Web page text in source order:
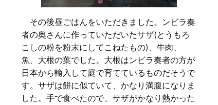
その後昼ごはんをいただきました。ンビラ奏
者の奥さんに作っていただいたサザ(とうもろ
こしの粉を粉末にしてこねたもの)、牛肉、
魚、大根の葉でした。大根はンビラ奏者の方が
日本から輸入して庭で育てているものだそうで
す。サザは餅に似ていて、かなり満腹になりま
した。手で食べたので、サザがかなり熱かった